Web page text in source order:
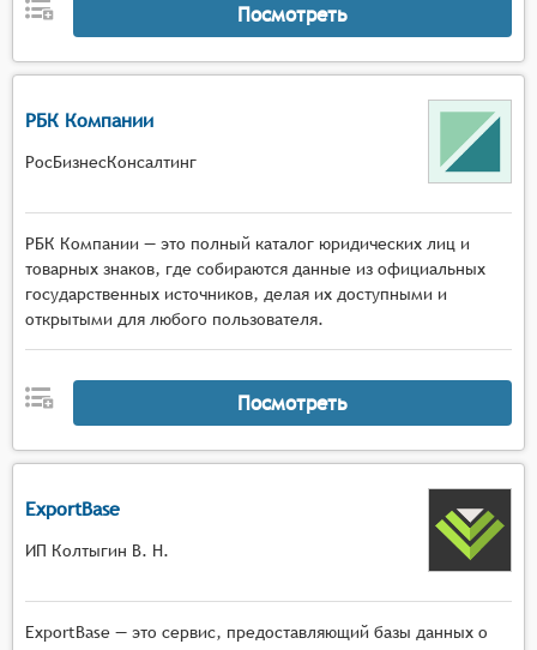
Посмотреть
РБК Компании
РосБизнесКонсалтинг
РБК Компании — это полный каталог юридических лиц и
товарных знаков, где собираются данные из официальных
государственных источников, делая их доступными и
открытыми для любого пользователя.
Посмотреть
ExportBase
ИП Колтыгин В. Н.
ExportBase — это сервис, предоставляющий базы данных о